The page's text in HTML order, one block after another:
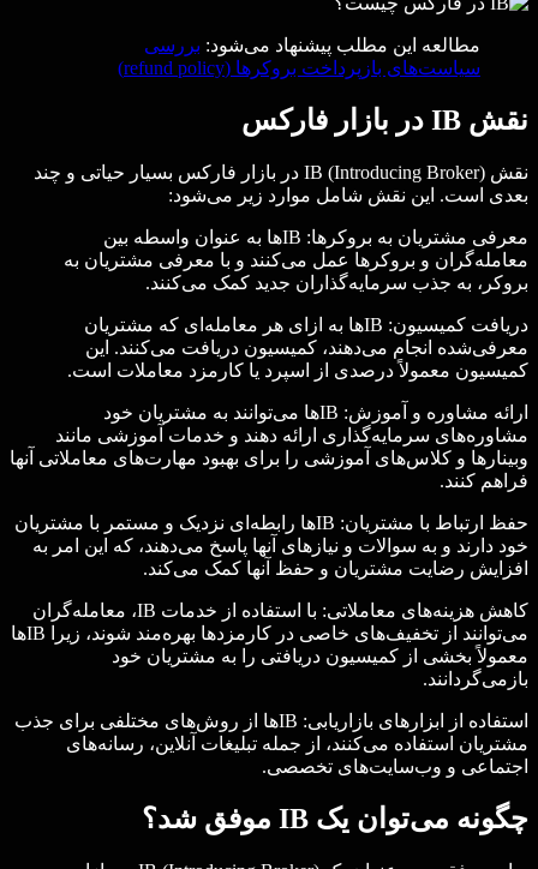
مطالعه این مطلب پیشنهاد می‌شود: بررسی
سیاست‌های بازپرداخت بروکرها (refund policy)
نقش IB در بازار فارکس
نقش IB (Introducing Broker) در بازار فارکس بسیار حیاتی و چند
بعدی است. این نقش شامل موارد زیر می‌شود:
معرفی مشتریان به بروکرها: IBها به عنوان واسطه بین
معامله‌گران و بروکرها عمل می‌کنند و با معرفی مشتریان به
بروکر، به جذب سرمایه‌گذاران جدید کمک می‌کنند.
دریافت کمیسیون: IBها به ازای هر معامله‌ای که مشتریان
معرفی‌شده انجام می‌دهند، کمیسیون دریافت می‌کنند. این
کمیسیون معمولاً درصدی از اسپرد یا کارمزد معاملات است.
ارائه مشاوره و آموزش: IBها می‌توانند به مشتریان خود
مشاوره‌های سرمایه‌گذاری ارائه دهند و خدمات آموزشی مانند
وبینارها و کلاس‌های آموزشی را برای بهبود مهارت‌های معاملاتی آنها
فراهم کنند.
حفظ ارتباط با مشتریان: IBها رابطه‌ای نزدیک و مستمر با مشتریان
خود دارند و به سوالات و نیازهای آنها پاسخ می‌دهند، که این امر به
افزایش رضایت مشتریان و حفظ آنها کمک می‌کند.
کاهش هزینه‌های معاملاتی: با استفاده از خدمات IB، معامله‌گران
می‌توانند از تخفیف‌های خاصی در کارمزدها بهره‌مند شوند، زیرا IBها
معمولاً بخشی از کمیسیون دریافتی را به مشتریان خود
بازمی‌گردانند.
استفاده از ابزارهای بازاریابی: IBها از روش‌های مختلفی برای جذب
مشتریان استفاده می‌کنند، از جمله تبلیغات آنلاین، رسانه‌های
اجتماعی و وب‌سایت‌های تخصصی.
چگونه می‌توان یک IB موفق شد؟